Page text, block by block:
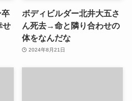
せ
ボディビルダー北井大五さ
ん死去→命と隣り合わせの
体をなんだな
2024年8月21日